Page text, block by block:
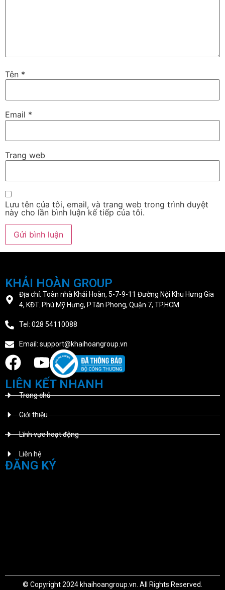
Tên *
Email *
Trang web
Lưu tên của tôi, email, và trang web trong trình duyệt
này cho lần bình luận kế tiếp của tôi.
KHẢI HOÀN GROUP
Địa chỉ: Toàn nhà Khải Hoàn, 5-7-9-11 Đường Nội Khu Hưng Gia
4, KĐT. Phú Mỹ Hưng, P.Tân Phong, Quận 7, TP.HCM
Tel: 028 54110088
Email: support@khaihoangroup.vn
LIÊN KẾT NHANH
Trang chủ
Giới thiệu
Lĩnh vực hoạt động
Liên hệ
ĐĂNG KÝ
© Copyright 2024 khaihoangroup.vn. All Rights Reserved.